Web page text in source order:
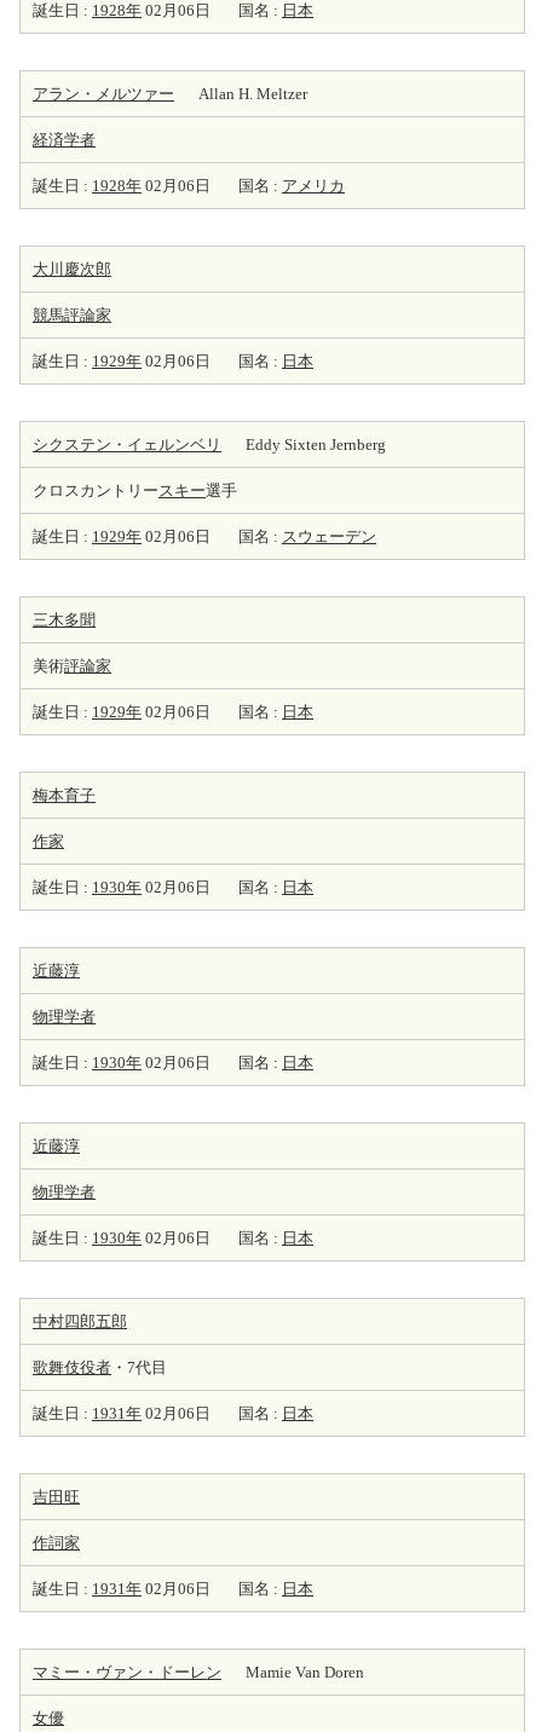
誕生日 : 1928年 02月06日 国名 : 日本
アラン・メルツァー Allan H. Meltzer
経済学者
誕生日 : 1928年 02月06日 国名 : アメリカ
大川慶次郎
競馬評論家
誕生日 : 1929年 02月06日 国名 : 日本
シクステン・イェルンベリ Eddy Sixten Jernberg
クロスカントリースキー選手
誕生日 : 1929年 02月06日 国名 : スウェーデン
三木多聞
美術評論家
誕生日 : 1929年 02月06日 国名 : 日本
梅本育子
作家
誕生日 : 1930年 02月06日 国名 : 日本
近藤淳
物理学者
誕生日 : 1930年 02月06日 国名 : 日本
近藤淳
物理学者
誕生日 : 1930年 02月06日 国名 : 日本
中村四郎五郎
歌舞伎役者 ・7代目
誕生日 : 1931年 02月06日 国名 : 日本
吉田旺
作詞家
誕生日 : 1931年 02月06日 国名 : 日本
マミー・ヴァン・ドーレン Mamie Van Doren
女優